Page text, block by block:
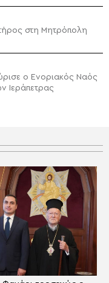
στη Μητρόπολη
ο Ενοριακός Ναός